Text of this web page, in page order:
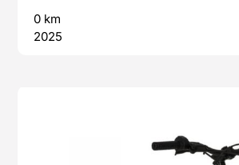
0 km
2025